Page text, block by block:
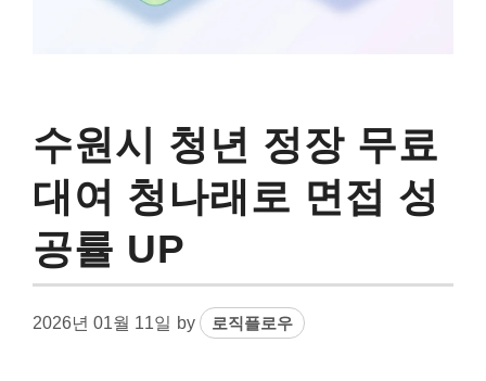
수원시 청년 정장 무료
대여 청나래로 면접 성
공률 UP
2026년 01월 11일 by 로직플로우